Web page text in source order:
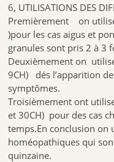
6, UTILISATIONS DES
Premièrement on
)pour les cas aigus et
granules sont pris 2 à 3
Deuxièmement on
9CH) dés l’apparition
symptômes.
Troisièmement ont
et 30CH) pour des cas
temps.En conclusion on
homéopathiques qui
quinzaine.